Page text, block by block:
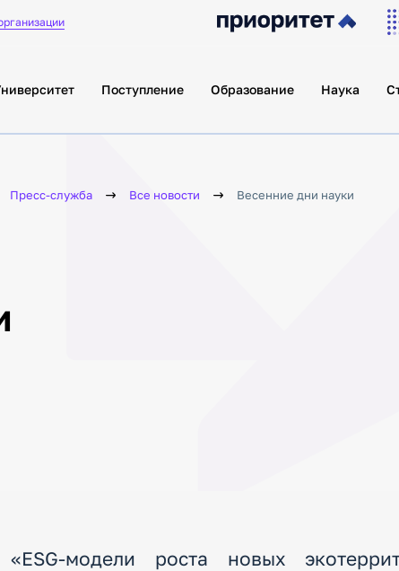
Поступление Образование Наука
Пресс-служба Все новости Весенние дни науки
модели роста новых